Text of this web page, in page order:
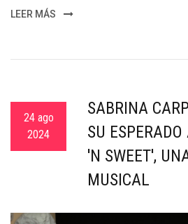
LEER MÁS
24 ago
2024
SABRINA
SU
'N SWEET',
MUSICAL